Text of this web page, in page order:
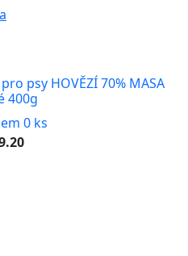
psy HOVĚZÍ 70% MASA
400g
0 ks